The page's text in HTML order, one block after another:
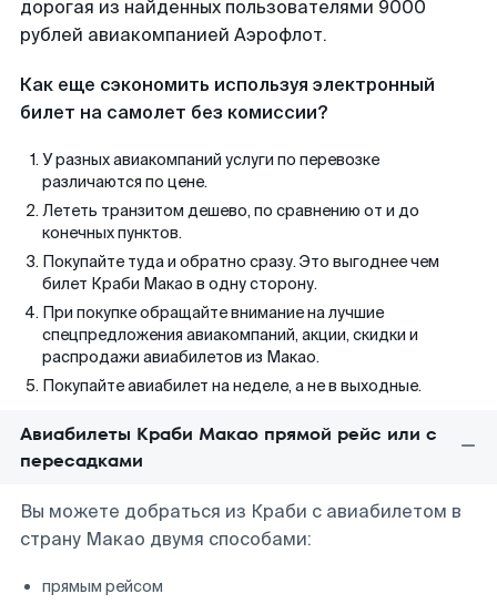
дорогая из найденных пользователями 9000
рублей авиакомпанией Аэрофлот.
Как еще сэкономить используя электронный
билет на самолет без комиссии?
У разных авиакомпаний услуги по перевозке
различаются по цене.
Лететь транзитом дешево, по сравнению от и до
конечных пунктов.
Покупайте туда и обратно сразу. Это выгоднее чем
билет Краби Макао в одну сторону.
При покупке обращайте внимание на лучшие
спецпредложения авиакомпаний, акции, скидки и
распродажи авиабилетов из Макао.
Покупайте авиабилет на неделе, а не в выходные.
Авиабилеты Краби Макао прямой рейс или с
пересадками
Вы можете добраться из Краби с авиабилетом в
страну Макао двумя способами:
прямым рейсом